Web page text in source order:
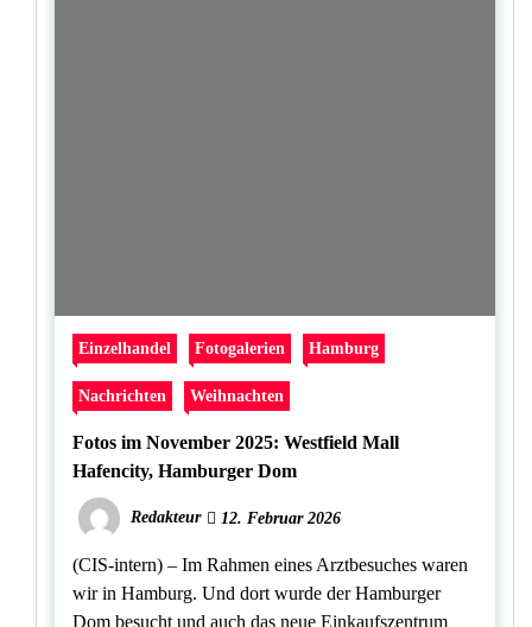
Einzelhandel Fotogalerien Hamburg
Nachrichten Weihnachten
Fotos im November 2025: Westfield Mall
Hafencity, Hamburger Dom
Redakteur 12. Februar 2026
(CIS-intern) – Im Rahmen eines Arztbesuches waren
wir in Hamburg. Und dort wurde der Hamburger
Dom besucht und auch das neue Einkaufszentrum